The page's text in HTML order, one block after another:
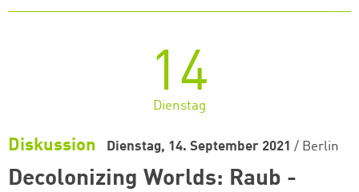
14
Dienstag
Diskussion Dienstag, 14. September 2021 / Berlin
Decolonizing Worlds: Raub -